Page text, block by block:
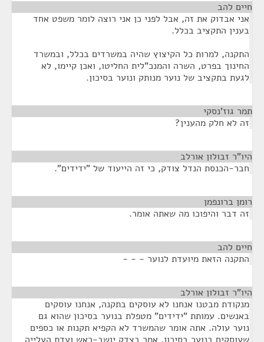
חיים להב
אני אבדוק את זה, אבל לפני כן אני רוצה לומר משפט אחד
בענין התקציב בכלל.
התקנה, למרות כל הקיצוץ שהיה במשרדים בכלל, ובמשרד
החינוך בפרט, השרה והמנכ"לית החליטו, ואכן קיימו, לא
לגעת בתקציב של נוער מנותק ונוער בסיכון.
תמר גוז'נסקי
זה לא חלק מהענין?
היו"ר זבולון אורלב
חבר-הכנסת הנדל צודק, כי זה הייעוד של "ידידים".
רומן ברונפמן
זה דבר והיפוכו מה שאתה אומר.
חיים להב
התקנה הזאת מיועדת לנוער - - -
היו"ר זבולון אורלב
מנקודת מבטנו אנחנו לא עוסקים בתקנה, אנחנו עוסקים
באנשים. עמותת "ידידים" מטפלת בנוער בסיכון שהוא גם
נוער עולה. אתה אומר שהמשרד לא הקפיא תקנות או כספים